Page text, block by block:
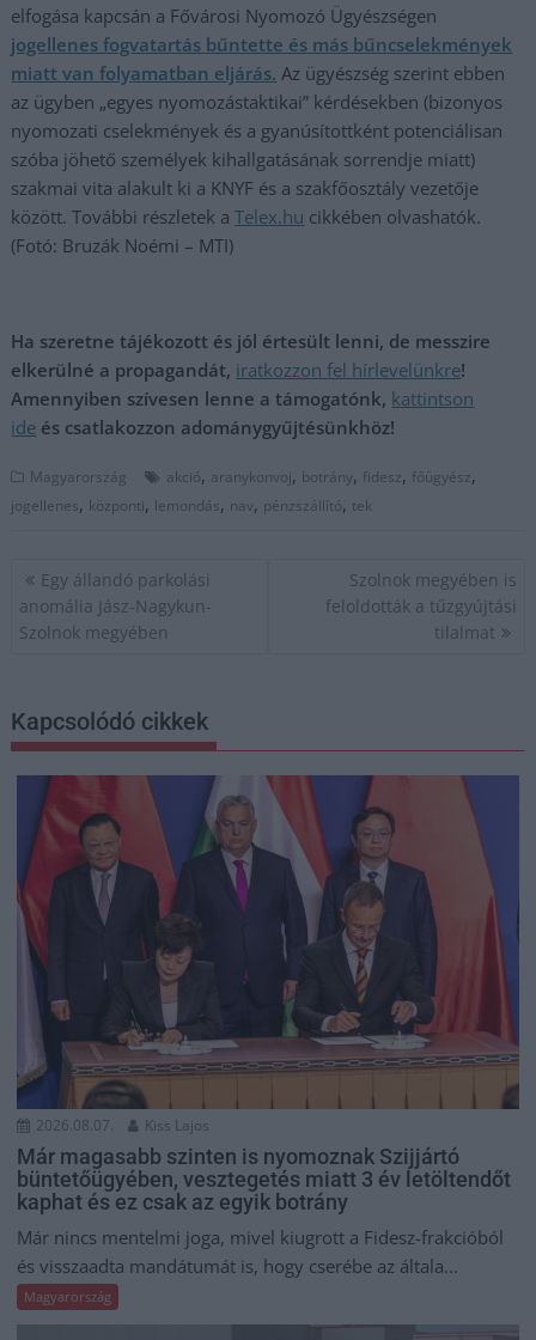
elfogása kapcsán a Fővárosi Nyomozó Ügyészségen
jogellenes fogvatartás bűntette és más bűncselekmények
miatt van folyamatban eljárás. Az ügyészség szerint ebben
az ügyben „egyes nyomozástaktikai” kérdésekben (bizonyos
nyomozati cselekmények és a gyanúsítottként potenciálisan
szóba jöhető személyek kihallgatásának sorrendje miatt)
szakmai vita alakult ki a KNYF és a szakfőosztály vezetője
között. További részletek aTelex.hu cikkében olvashatók.
(Fotó: Bruzák Noémi – MTI)
Ha szeretne tájékozott és jól értesült lenni, de messzire
elkerülné a propagandát, iratkozzon fel hírlevelünkre!
Amennyiben szívesen lenne a támogatónk, kattintson
ide és csatlakozzon adománygyűjtésünkhöz!
Magyarország akció, aranykonvoj, botrány, fidesz, főügyész,
jogellenes, központi, lemondás, nav, pénzszállító, tek
Bejegyzés
navigáció
Egy állandó parkolási
anomália Jász-Nagykun-
Szolnok megyében
Szolnok megyében is
feloldották a tűzgyújtási
tilalmat
Kapcsolódó cikkek
2026.08.07. Kiss Lajos
Már magasabb szinten is nyomoznak Szijjártó
büntetőügyében, vesztegetés miatt 3 év letöltendőt
kaphat és ez csak az egyik botrány
Már nincs mentelmi joga, mivel kiugrott a Fidesz-frakcióból
és visszaadta mandátumát is, hogy cserébe az általa...
Magyarország